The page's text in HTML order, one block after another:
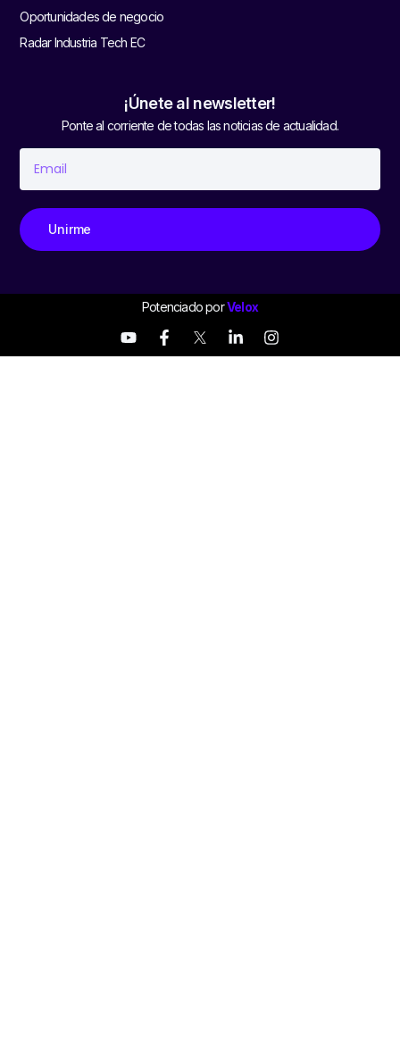
Oportunidades de negocio
Radar Industria Tech EC
¡Únete al newsletter!
Ponte al corriente de todas las noticias de actualidad.
Unirme
Potenciado porVelox